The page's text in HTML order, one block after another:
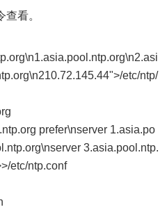
看。
etc/ntp/
prefer\nserver 1.asia.po
3.asia.pool.ntp.
etc/ntp.conf